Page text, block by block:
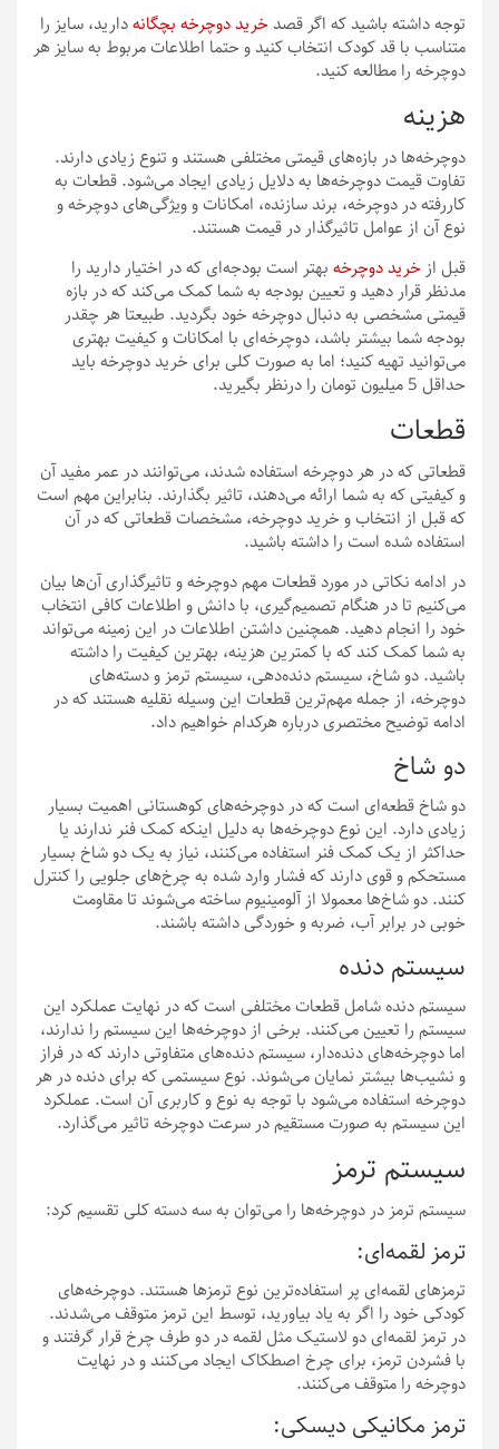
توجه داشته باشید که اگر قصدخرید دوچرخه بچگانهدارید، سایز را
متناسب با قد کودک انتخاب کنید و حتما اطلاعات مربوط به سایز هر
دوچرخه را مطالعه کنید.
هزینه
دوچرخه‌ها در بازه‌های قیمتی مختلفی هستند و تنوع زیادی دارند.
تفاوت قیمت دوچرخه‌ها به دلایل زیادی ایجاد می‌شود. قطعات به
کاررفته در دوچرخه، برند سازنده، امکانات و ویژگی‌های دوچرخه و
نوع آن از عوامل تاثیرگذار در قیمت هستند.
قبل از خرید دوچرخه بهتر است بودجه‌‌ای که در اختیار دارید را
مدنظر قرار دهید و تعیین بودجه به شما کمک می‌کند که در بازه
قیمتی مشخصی به دنبال دوچرخه خود بگردید. طبیعتا هر چقدر
بودجه شما بیشتر باشد، دوچرخه‌ای با امکانات و کیفیت بهتری
می‌توانید تهیه کنید؛ اما به صورت کلی برای خرید دوچرخه باید
حداقل 5 میلیون تومان را درنظر بگیرید.
قطعات
قطعاتی که در هر دوچرخه استفاده شدند، می‌توانند در عمر مفید آن
و کیفیتی که به شما ارائه می‌دهند، تاثیر بگذارند. بنابراین مهم است
که قبل از انتخاب و خرید دوچرخه، مشخصات قطعاتی که در آن
استفاده شده است را داشته باشید.
در ادامه نکاتی در مورد قطعات مهم دوچرخه و تاثیرگذاری آن‌ها بیان
می‌کنیم تا در هنگام تصمیم‌گیری، با دانش و اطلاعات کافی انتخاب
خود را انجام دهید. همچنین داشتن اطلاعات در این زمینه می‌تواند
به شما کمک کند که با کمترین هزینه، بهترین کیفیت را داشته
باشید. دو شاخ، سیستم دنده‌دهی، سیستم ترمز و دسته‌های
دوچرخه، از جمله مهم‌ترین قطعات این وسیله نقلیه هستند که در
ادامه توضیح مختصری درباره هرکدام خواهیم داد.
دو شاخ
دو شاخ قطعه‌ای است که در دوچرخه‌های کوهستانی اهمیت بسیار
زیادی دارد. این نوع دوچرخه‌ها به دلیل اینکه کمک فنر ندارند یا
حداکثر از یک کمک فنر استفاده می‌کنند، نیاز به یک دو شاخ بسیار
مستحکم و قوی دارند که فشار وارد شده به چرخ‌های جلویی را کنترل
کنند. دو شاخ‌ها معمولا از آلومینیوم ساخته می‌شوند تا مقاومت
خوبی در برابر آب، ضربه و خوردگی داشته باشند.
سیستم دنده
سیستم دنده شامل قطعات مختلفی است که در نهایت عملکرد این
سیستم را تعیین می‌کنند. برخی از دوچرخه‌ها این سیستم را ندارند،
اما دوچرخه‌های دنده‌دار، سیستم دنده‌های متفاوتی دارند که در فراز
و نشیب‌ها بیشتر نمایان می‌شوند. نوع سیستمی که برای دنده در هر
دوچرخه استفاده می‌شود با توجه به نوع و کاربری آن است. عملکرد
این سیستم به صورت مستقیم در سرعت دوچرخه تاثیر می‌گذارد.
سیستم ترمز
سیستم ترمز در دوچرخه‌ها را می‌توان به سه دسته کلی تقسیم کرد:
ترمز لقمه‌ای:
ترمزهای لقمه‌ای پر استفاده‌ترین نوع ترمزها هستند. دوچرخه‌های
کودکی خود را اگر به یاد بیاورید، توسط این ترمز متوقف می‌شدند.
در ترمز لقمه‌ای دو لاستیک مثل لقمه در دو طرف چرخ قرار گرفتند و
با فشردن ترمز، برای چرخ اصطکاک ایجاد می‌کنند و در نهایت
دوچرخه را متوقف می‌کنند.
ترمز مکانیکی دیسکی: